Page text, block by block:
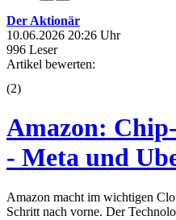
Der Aktionär
10.06.2026 20:26 Uhr
996 Leser
Artikel bewerten:
(2)
Amazon:
- Meta und
Amazon macht im wichtigen
Schritt nach vorne. Der